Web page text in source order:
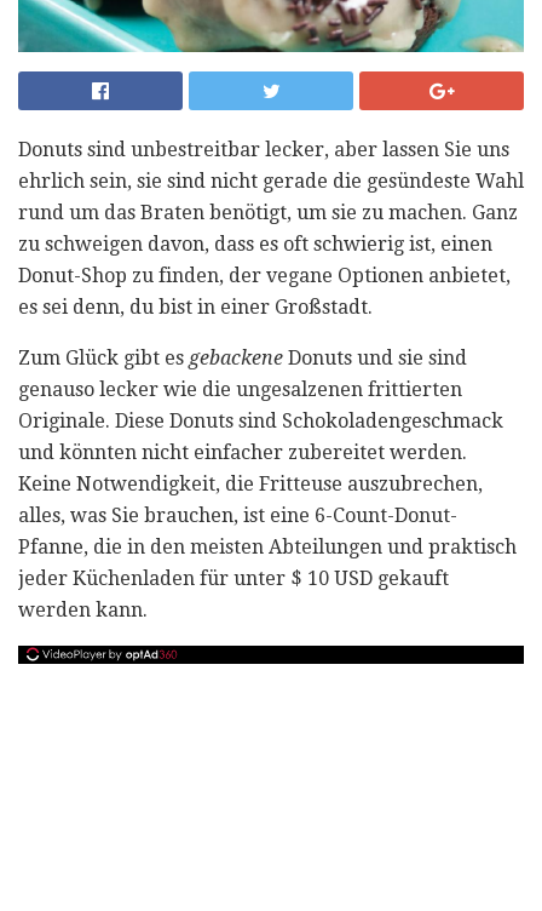
Donuts sind unbestreitbar lecker, aber lassen Sie uns
ehrlich sein, sie sind nicht gerade die gesündeste Wahl
rund um das Braten benötigt, um sie zu machen. Ganz
zu schweigen davon, dass es oft schwierig ist, einen
Donut-Shop zu finden, der vegane Optionen anbietet,
es sei denn, du bist in einer Großstadt.
Zum Glück gibt es gebackene Donuts und sie sind
genauso lecker wie die ungesalzenen frittierten
Originale. Diese Donuts sind Schokoladengeschmack
und könnten nicht einfacher zubereitet werden.
Keine Notwendigkeit, die Fritteuse auszubrechen,
alles, was Sie brauchen, ist eine 6-Count-Donut-
Pfanne, die in den meisten Abteilungen und praktisch
jeder Küchenladen für unter $ 10 USD gekauft
werden kann.